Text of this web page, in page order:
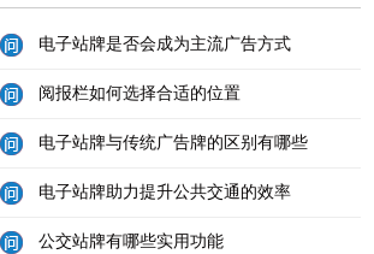
电子站牌是否会成为主流广告方式
阅报栏如何选择合适的位置
电子站牌与传统广告牌的区别有哪些
电子站牌助力提升公共交通的效率
公交站牌有哪些实用功能